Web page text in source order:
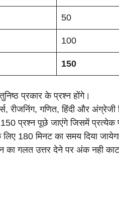
50
100
150
प्रकार के प्रश्न होंगे।
रीजनिंग, गणित, हिंदी और
प्रश्न पूछे जाएंगे जिसमें प्रत्येक
180 मिनट का समय दिया
का गलत उत्तर देने पर अंक नही